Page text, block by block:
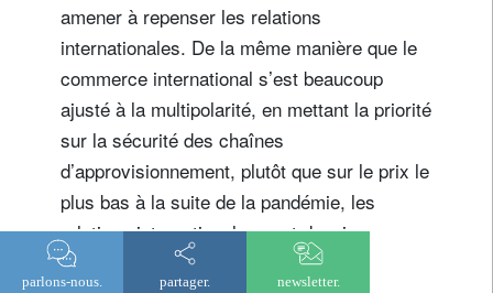
amener à repenser les relations
internationales. De la même manière que le
commerce international s’est beaucoup
ajusté à la multipolarité, en mettant la priorité
sur la sécurité des chaînes
d’approvisionnement, plutôt que sur le prix le
plus bas à la suite de la pandémie, les
relations internationales vont devoir
s’accommoder de la cohabitation de
parlons-nous. partager. newsletter.